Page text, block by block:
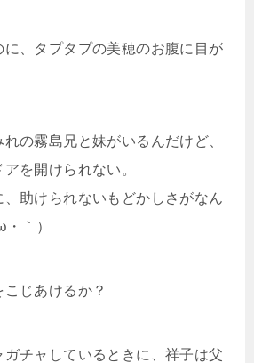
に、タプタプの美穂のお腹に目が
の霧島兄と妹がいるんだけど、
を開けられない。
助けられないもどかしさがなん
｀）
じあけるか？
チャしているときに、祥子は父